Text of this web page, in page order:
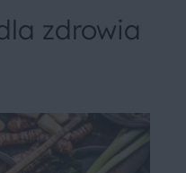
zdrowia